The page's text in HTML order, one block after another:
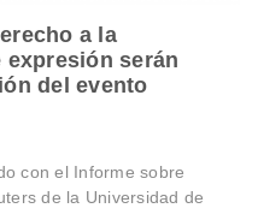
a la
serán
del evento
con el Informe sobre
de la Universidad de